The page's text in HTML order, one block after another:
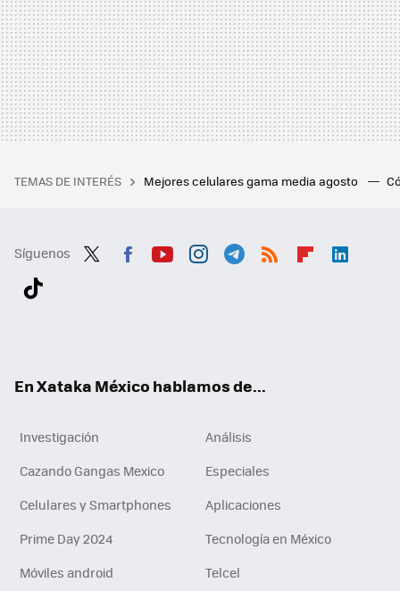
TEMAS DE INTERÉS Mejores celulares gama media agosto
Síguenos
En Xataka México hablamos de...
Investigación
Análisis
Cazando Gangas Mexico
Especiales
Celulares y Smartphones
Aplicaciones
Prime Day 2024
Tecnología en México
Móviles android
Telcel